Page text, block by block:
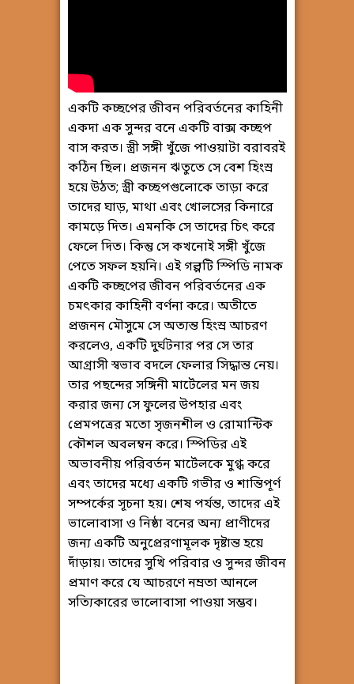
একটি কচ্ছপের জীবন পরিবর্তনের কাহিনী
একদা এক সুন্দর বনে একটি বাক্স কচ্ছপ
বাস করত। স্ত্রী সঙ্গী খুঁজে পাওয়াটা বরাবরই
কঠিন ছিল। প্রজনন ঋতুতে সে বেশ হিংস্র
হয়ে উঠত; স্ত্রী কচ্ছপগুলোকে তাড়া করে
তাদের ঘাড়, মাথা এবং খোলসের কিনারে
কামড়ে দিত। এমনকি সে তাদের চিৎ করে
ফেলে দিত। কিন্তু সে কখনোই সঙ্গী খুঁজে
পেতে সফল হয়নি। এই গল্পটি স্পিডি নামক
একটি কচ্ছপের জীবন পরিবর্তনের এক
চমৎকার কাহিনী বর্ণনা করে। অতীতে
প্রজনন মৌসুমে সে অত্যন্ত হিংস্র আচরণ
করলেও, একটি দুর্ঘটনার পর সে তার
আগ্রাসী স্বভাব বদলে ফেলার সিদ্ধান্ত নেয়।
তার পছন্দের সঙ্গিনী মার্টেলের মন জয়
করার জন্য সে ফুলের উপহার এবং
প্রেমপত্রের মতো সৃজনশীল ও রোমান্টিক
কৌশল অবলম্বন করে। স্পিডির এই
অভাবনীয় পরিবর্তন মার্টেলকে মুগ্ধ করে
এবং তাদের মধ্যে একটি গভীর ও শান্তিপূর্ণ
সম্পর্কের সূচনা হয়। শেষ পর্যন্ত, তাদের এই
ভালোবাসা ও নিষ্ঠা বনের অন্য প্রাণীদের
জন্য একটি অনুপ্রেরণামূলক দৃষ্টান্ত হয়ে
দাঁড়ায়। তাদের সুখি পরিবার ও সুন্দর জীবন
প্রমাণ করে যে আচরণে নম্রতা আনলে
সত্যিকারের ভালোবাসা পাওয়া সম্ভব।